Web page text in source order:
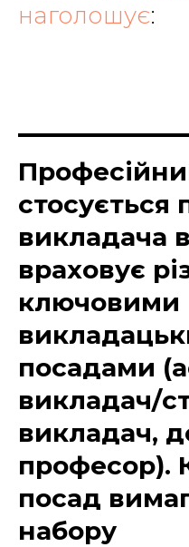
наголошує:
стосується
викладача
враховує
ключовими
посадами
викладач/
викладач,
професор).
посад
набору